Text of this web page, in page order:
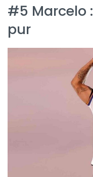
#5 Marcelo
pur